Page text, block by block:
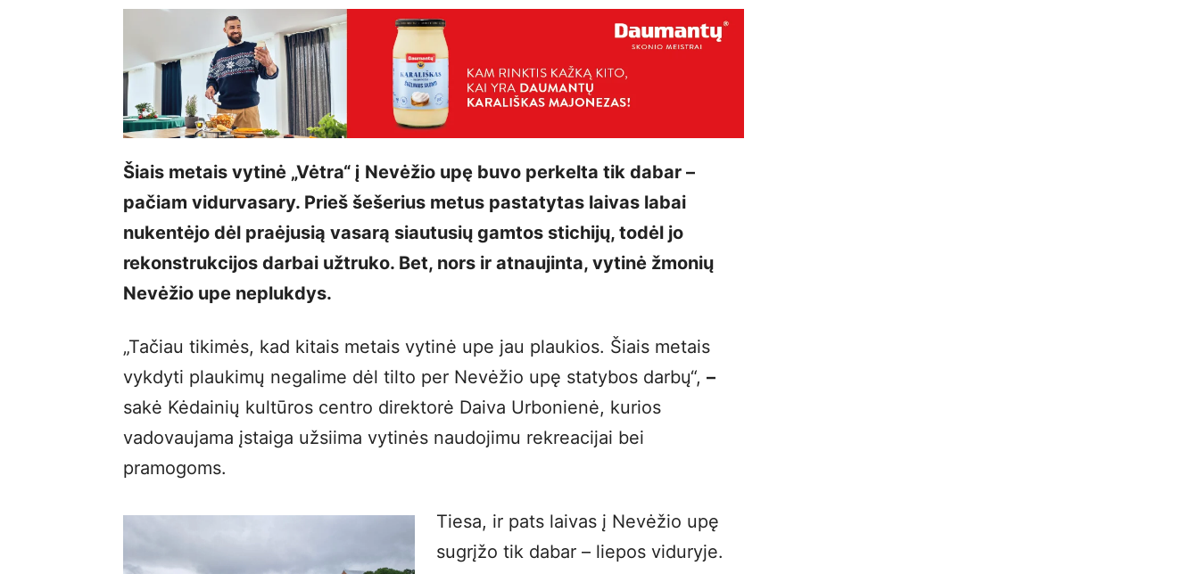
Šiais metais vytinė „Vėtra“ į Nevėžio upę buvo perkelta tik dabar –
pačiam vidurvasary. Prieš šešerius metus pastatytas laivas labai
nukentėjo dėl praėjusią vasarą siautusių gamtos stichijų, todėl jo
rekonstrukcijos darbai užtruko. Bet, nors ir atnaujinta, vytinė žmonių
Nevėžio upe neplukdys.
„Tačiau tikimės, kad kitais metais vytinė upe jau plaukios. Šiais metais
vykdyti plaukimų negalime dėl tilto per Nevėžio upę statybos darbų“, –
sakė Kėdainių kultūros centro direktorė Daiva Urbonienė, kurios
vadovaujama įstaiga užsiima vytinės naudojimu rekreacijai bei
pramogoms.
Tiesa, ir pats laivas į Nevėžio upę
sugrįžo tik dabar – liepos viduryje.